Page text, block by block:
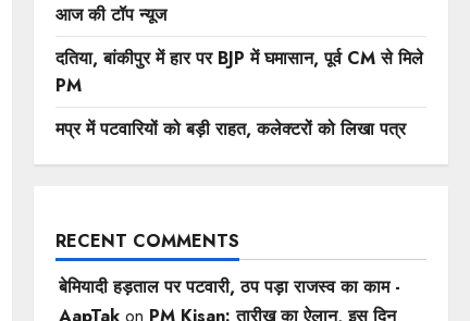
आज की टॉप न्यूज
दतिया, बांकीपुर में हार पर BJP में घमासान, पूर्व CM से मिले
PM
मप्र में पटवारियों को बड़ी राहत, कलेक्टरों को लिखा पत्र
RECENT COMMENTS
बेमियादी हड़ताल पर पटवारी, ठप पड़ा राजस्व का काम -
AapTakon PM Kisan: तारीख का ऐलान, इस दिन